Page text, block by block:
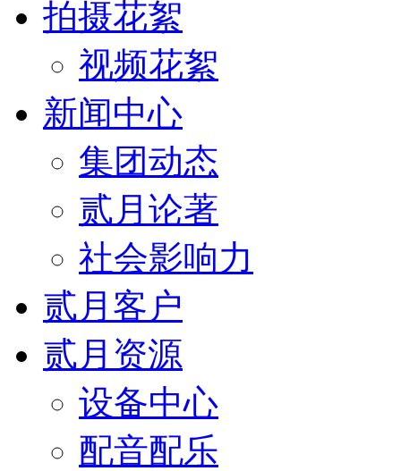
拍摄花絮
视频花絮
新闻中心
集团动态
贰月论著
社会影响力
贰月客户
贰月资源
设备中心
配音配乐